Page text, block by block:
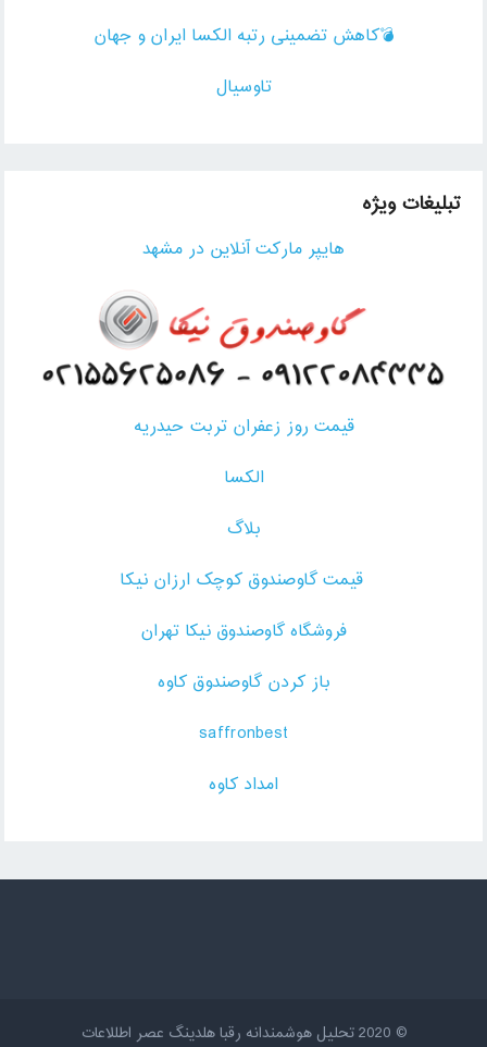
💣کاهش تضمینی رتبه الکسا ایران و جهان
تاوسیال
تبلیغات ویژه
هایپر مارکت آنلاین در مشهد
قیمت روز زعفران تربت حیدریه
الکسا
بلاگ
قیمت گاوصندوق کوچک ارزان نیکا
فروشگاه گاوصندوق نیکا تهران
باز کردن گاوصندوق کاوه
saffronbest
امداد کاوه
© 2020 تحلیل هوشمندانه رقبا هلدینگ عصر اطللاعات